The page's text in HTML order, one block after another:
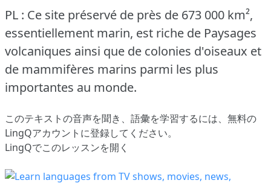
PL : Ce site préservé de près de 673 000 km²,
essentiellement marin, est riche de Paysages
volcaniques ainsi que de colonies d'oiseaux et
de mammifères marins parmi les plus
importantes au monde.
このテキストの音声を聞き、語彙を学習するには、 無料の
LingQアカウントに登録してください。
LingQでこのレッスンを開く